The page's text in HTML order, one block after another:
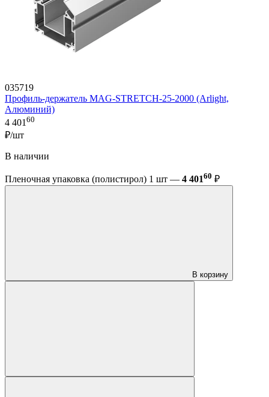
035719
Профиль-держатель MAG-STRETCH-25-2000 (Arlight,
Алюминий)
4 401 60
₽/шт
В наличии
Пленочная упаковка (полистирол) 1 шт — 4 40160 ₽
В корзину